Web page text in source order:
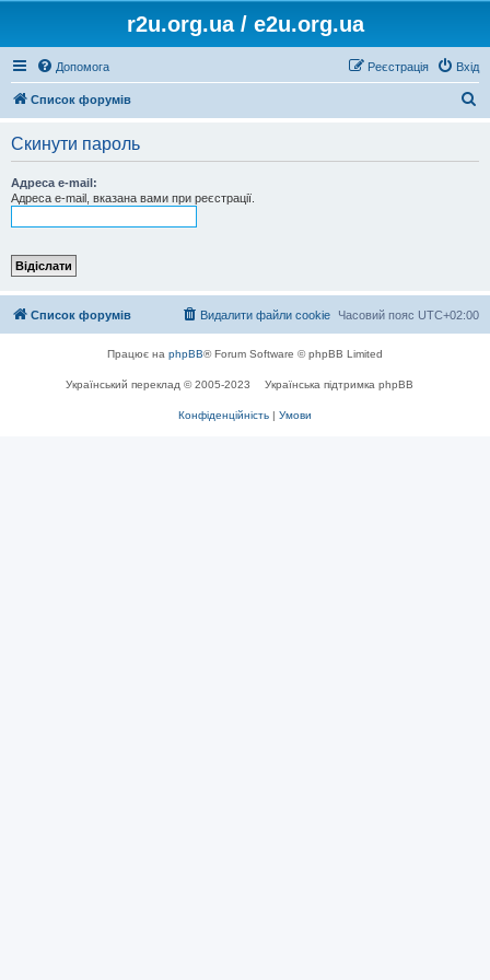
r2u.org.ua / e2u.org.ua
Допомога Вхід
Реєстрація
Список форумів
Скинути пароль
Адреса e-mail:
Адреса e-mail, вказана вами при реєстрації.
Список форумів Часовий пояс UTC+02:00
Видалити файли cookie
Працює на phpBB® Forum Software © phpBB Limited
Український переклад © 2005-2023 Українська підтримка phpBB
Конфіденційність | Умови